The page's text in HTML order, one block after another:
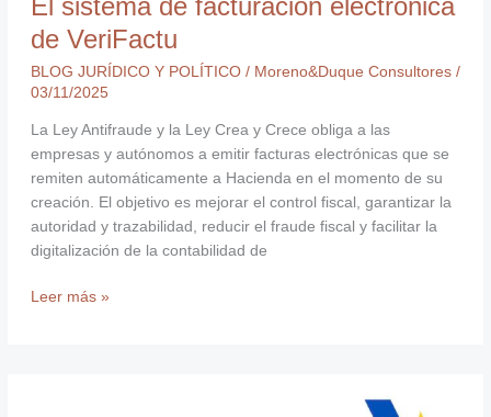
El sistema de facturación electrónica
de VeriFactu
BLOG JURÍDICO Y POLÍTICO/ Moreno&Duque Consultores /
03/11/2025
La Ley Antifraude y la Ley Crea y Crece obliga a las
empresas y autónomos a emitir facturas electrónicas que se
remiten automáticamente a Hacienda en el momento de su
creación. El objetivo es mejorar el control fiscal, garantizar la
autoridad y trazabilidad, reducir el fraude fiscal y facilitar la
digitalización de la contabilidad de
Leer más »